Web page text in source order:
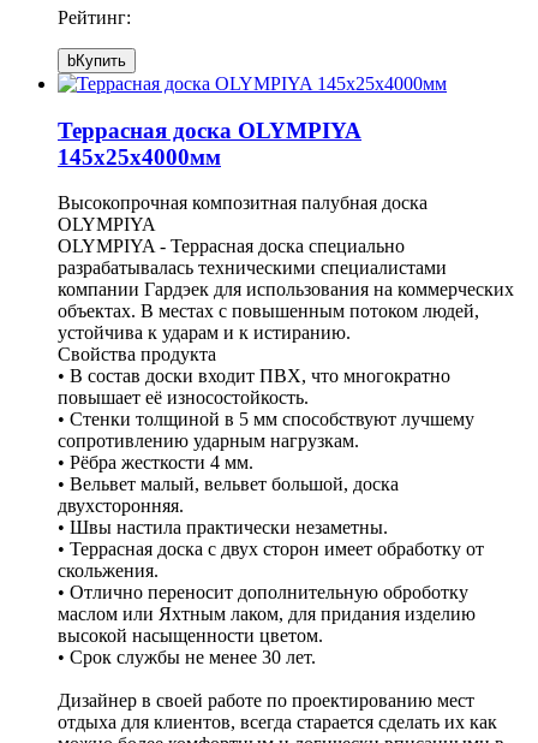
Рейтинг:
bКупить
Террасная доска OLYMPIYA
145x25х4000мм
Высокопрочная композитная палубная доска
OLYMPIYA
OLYMPIYA - Террасная доска специально
разрабатывалась техническими специалистами
компании Гардэек для использования на коммерческих
объектах. В местах с повышенным потоком людей,
устойчива к ударам и к истиранию.
Свойства продукта
• В состав доски входит ПВХ, что многократно
повышает её износостойкость.
• Стенки толщиной в 5 мм способствуют лучшему
сопротивлению ударным нагрузкам.
• Рёбра жесткости 4 мм.
• Вельвет малый, вельвет большой, доска
двухсторонняя.
• Швы настила практически незаметны.
• Террасная доска с двух сторон имеет обработку от
скольжения.
• Отлично переносит дополнительную оброботку
маслом или Яхтным лаком, для придания изделию
высокой насыщенности цветом.
• Срок службы не менее 30 лет.
Дизайнер в своей работе по проектированию мест
отдыха для клиентов, всегда старается сделать их как